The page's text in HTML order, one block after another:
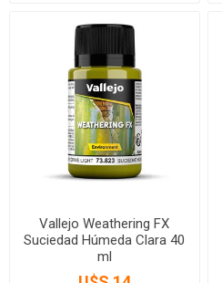
Vallejo Weathering FX
Suciedad Húmeda Clara 40
ml